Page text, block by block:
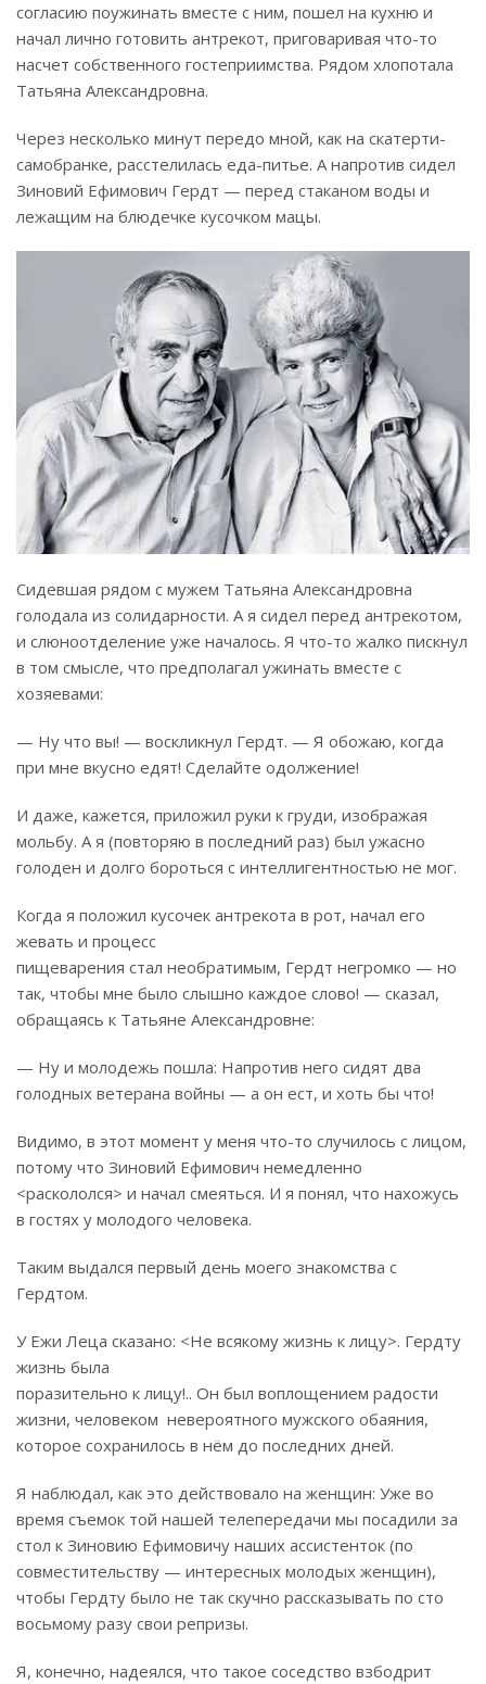
согласию поужинать вместе с ним, пошел на кухню и
начал лично готовить антрекот, приговаривая что-то
насчет собственного гостеприимства. Рядом хлопотала
Татьяна Александровна.
Через несколько минут передо мной, как на скатерти-
самобранке, расстелилась еда-питье. А напротив сидел
Зиновий Ефимович Гердт — перед стаканом воды и
лежащим на блюдечке кусочком мацы.
Сидевшая рядом с мужем Татьяна Александровна
голодала из солидарности. А я сидел перед антрекотом,
и слюноотделение уже началось. Я что-то жалко пискнул
в том смысле, что предполагал ужинать вместе с
хозяевами:
— Ну что вы! — воскликнул Гердт. — Я обожаю, когда
при мне вкусно едят! Сделайте одолжение!
И даже, кажется, приложил руки к груди, изображая
мольбу. А я (повторяю в последний раз) был ужасно
голоден и долго бороться с интеллигентностью не мог.
Когда я положил кусочек антрекота в рот, начал его
жевать и процесс
пищеварения стал необратимым, Гердт негромко — но
так, чтобы мне было слышно каждое слово! — сказал,
обращаясь к Татьяне Александровне:
— Ну и молодежь пошла: Напротив него сидят два
голодных ветерана войны — а он ест, и хоть бы что!
Видимо, в этот момент у меня что-то случилось с лицом,
потому что Зиновий Ефимович немедленно
<раскололся> и начал смеяться. И я понял, что нахожусь
в гостях у молодого человека.
Таким выдался первый день моего знакомства с
Гердтом.
У Ежи Леца сказано: <Не всякому жизнь к лицу>. Гердту
жизнь была
поразительно к лицу!.. Он был воплощением радости
жизни, человеком невероятного мужского обаяния,
которое сохранилось в нём до последних дней.
Я наблюдал, как это действовало на женщин: Уже во
время съемок той нашей телепередачи мы посадили за
стол к Зиновию Ефимовичу наших ассистенток (по
совместительству — интересных молодых женщин),
чтобы Гердту было не так скучно рассказывать по сто
восьмому разу свои репризы.
Я, конечно, надеялся, что такое соседство взбодрит